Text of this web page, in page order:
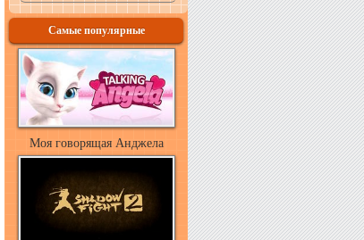
Самые популярные
Моя говорящая Анджела